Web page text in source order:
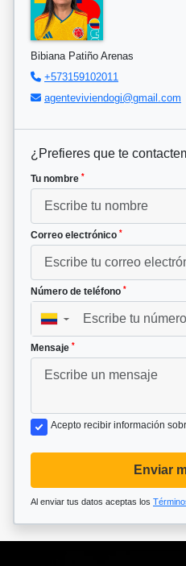
Bibiana Patiño Arenas
+573159102011
agenteviviendogi@gmail.com
¿Prefieres que te
Tu nombre *
Correo electrónico *
Número de teléfono *
▼
Mensaje *
Acepto recibir información
Enviar
Al enviar tus datos aceptas los